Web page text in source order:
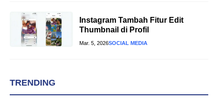
Instagram Tambah Fitur Edit
Thumbnail di Profil
Mar. 5, 2026SOCIAL MEDIA
TRENDING